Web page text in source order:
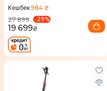
Кешбек984 ₴
27 899
-29%
19 699₴